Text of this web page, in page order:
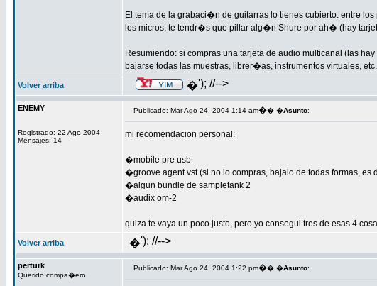
El tema de la grabaci�n de guitarras lo tienes cubierto: entre
los micros, te tendr�s que pillar alg�n Shure por ah� (hay
Resumiendo: si compras una tarjeta de audio multicanal (las
bajarse todas las muestras, librer�as, instrumentos virtuales,
Volver arriba �'); //-->
ENEMY
Registrado: 22 Ago 2004
Mensajes: 14
Publicado: Mar Ago 24, 2004 1:14 am�� �Asunto:
mi recomendacion personal:
�mobile pre usb
�groove agent vst (si no lo compras, bajalo de todas formas, es
�algun bundle de sampletank 2
�audix om-2
quiza te vaya un poco justo, pero yo consegui tres de esas 4
Volver arriba �'); //-->
perturk
Querido compa�ero
Publicado: Mar Ago 24, 2004 1:22 pm�� �Asunto: